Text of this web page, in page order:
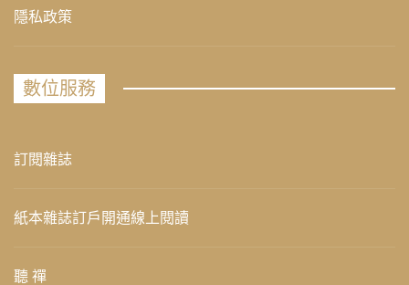
隱私政策
數位服務
訂閱雜誌
紙本雜誌訂戶開通線上閱讀
聽 禪